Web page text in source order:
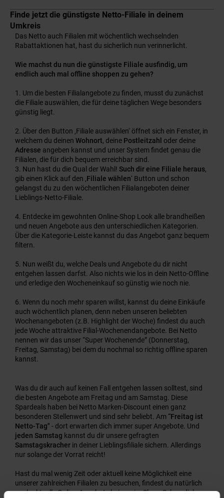
Finde jetzt die günstigste Netto-Filiale in deinem
Umkreis
Das Netto auch Filialen mit wöchentlich wechselnden
Rabattaktionen hat, hast du sicherlich nun verinnerlicht.
Wie machst du nun die günstigste Filiale ausfindig, um
endlich auch mal offline shoppen zu gehen?
Um die besten Filialangebote zu finden, musst du zunächst
die Filiale auswählen, die für deine täglichen Wege besonders
günstig liegt.
Über den Button ‚Filiale auswählen‘ öffnet sich ein Fenster, in
welchem du deinen Wohnort, deine Postleitzahl oder deine
Adresse angeben kannst und unser System findet genau die
Filialen, die für dich bequem erreichbar sind.
Nun hast du die Qual der Wahl! Such dir eine Filiale heraus,
gib einen Klick auf den ‚ Filiale wählen‘ Button und schon
gelangst du zu den wöchentlichen Filialangeboten deiner
Lieblings-Netto-Filiale.
Entdecke im gewohnten Online-Shop Look alle brandheißen
und neuen Angebote aus den unterschiedlichen Kategorien.
Über die Kategorie-Leiste kannst du das Angebot ganz bequem
filtern.
Nun weißt du, welche Deals und Angebote du dir nicht
entgehen lassen darfst. Also nichts wie los in dein Netto-Offline
und erledige den Wocheneinkauf so günstig wie noch nie.
Wenn du noch mehr sparen willst, kannst du deine Einkäufe
auch wöchentlich planen, denn neben unseren beliebten
Wochenangeboten (z.B. Highlight der Woche) findest du auch
jede Woche attraktive Filial-Wochenendangebote. Bei Netto
nennen wir das unser “Super Wochenende” (Donnerstag,
Freitag, Samstag) bei dem du nochmal so richtig offline sparen
kannst.
Was du dir auch auf keinen Fall entgehen lassen solltest, sind
die besten Angebote am Freitag und am Samstag. Diese
Spardeals haben bei Netto Marken-Discount einen ganz
besonderen Stellenwert und sind sehr beliebt. Am “Freitag ist
Netto-Tag" - dort erwarten dich immer super Angebote. Und
jeden Samstag kannst du dir unsere gefragten
Samstagskracher in deiner Lieblingsfiliale sichern. Allerdings
nur solange der Vorrat reicht!
Hast du mal wenig Zeit oder aktuell keine Möglichkeit eine
unserer zahlreichen Filialen zu besuchen, findest du natürlich
auch aktuelle Online-Angebote bei uns im Shop. Schau dich